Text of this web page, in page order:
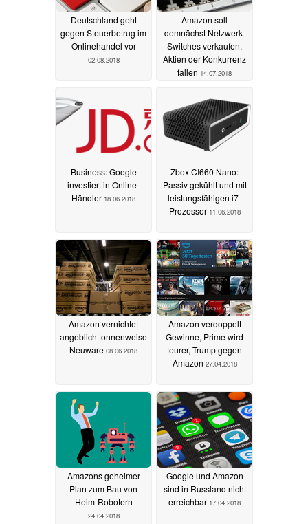
Deutschland geht
gegen Steuerbetrug im
Onlinehandel vor
02.08.2018
Amazon soll
demnächst Netzwerk-
Switches verkaufen,
Aktien der Konkurrenz
fallen 14.07.2018
Business: Google
investiert in Online-
Händler 18.06.2018
Zbox CI660 Nano:
Passiv gekühlt und mit
leistungsfähigen i7-
Prozessor 11.06.2018
Amazon vernichtet
angeblich tonnenweise
Neuware 08.06.2018
Amazon verdoppelt
Gewinne, Prime wird
teurer, Trump gegen
Amazon 27.04.2018
Amazons geheimer
Plan zum Bau von
Heim-Robotern
24.04.2018
Google und Amazon
sind in Russland nicht
erreichbar 17.04.2018